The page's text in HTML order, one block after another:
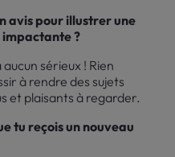
avis pour illustrer une
?
sérieux ! Rien
à rendre des sujets
et plaisants à regarder.
tu reçois un nouveau